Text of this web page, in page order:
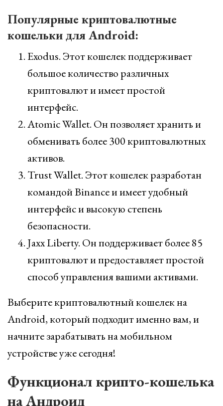
Популярные криптовалютные
кошельки для Android:
Exodus. Этот кошелек поддерживает
большое количество различных
криптовалют и имеет простой
интерфейс.
Atomic Wallet. Он позволяет хранить и
обменивать более 300 криптовалютных
активов.
Trust Wallet. Этот кошелек разработан
командой Binance и имеет удобный
интерфейс и высокую степень
безопасности.
Jaxx Liberty. Он поддерживает более 85
криптовалют и предоставляет простой
способ управления вашими активами.
Выберите криптовалютный кошелек на
Android, который подходит именно вам, и
начните зарабатывать на мобильном
устройстве уже сегодня!
Функционал крипто-кошелька
на Андроид